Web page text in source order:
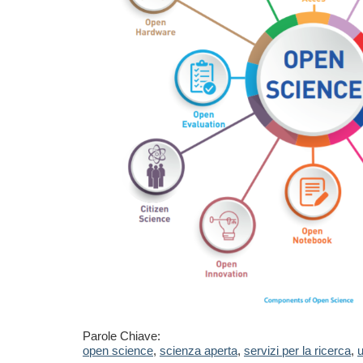
Parole Chiave:
open science, scienza aperta, servizi per la ricerca,